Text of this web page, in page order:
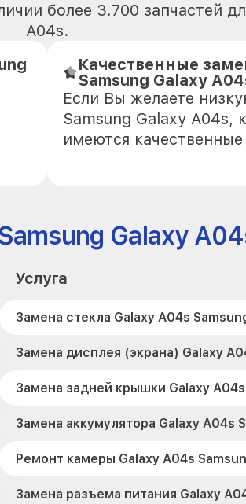
более 3.700 запчастей
A04s.
Качественные
Samsung Galaxy
Если Вы желаете
Samsung Galaxy A04s,
имеются
Galaxy
Услуга
Замена стекла Galaxy A04s
Замена дисплея (экрана) Galaxy
Замена задней крышки Galaxy
Замена аккумулятора Galaxy A04s
Ремонт камеры Galaxy A04s
Замена разъема питания Galaxy